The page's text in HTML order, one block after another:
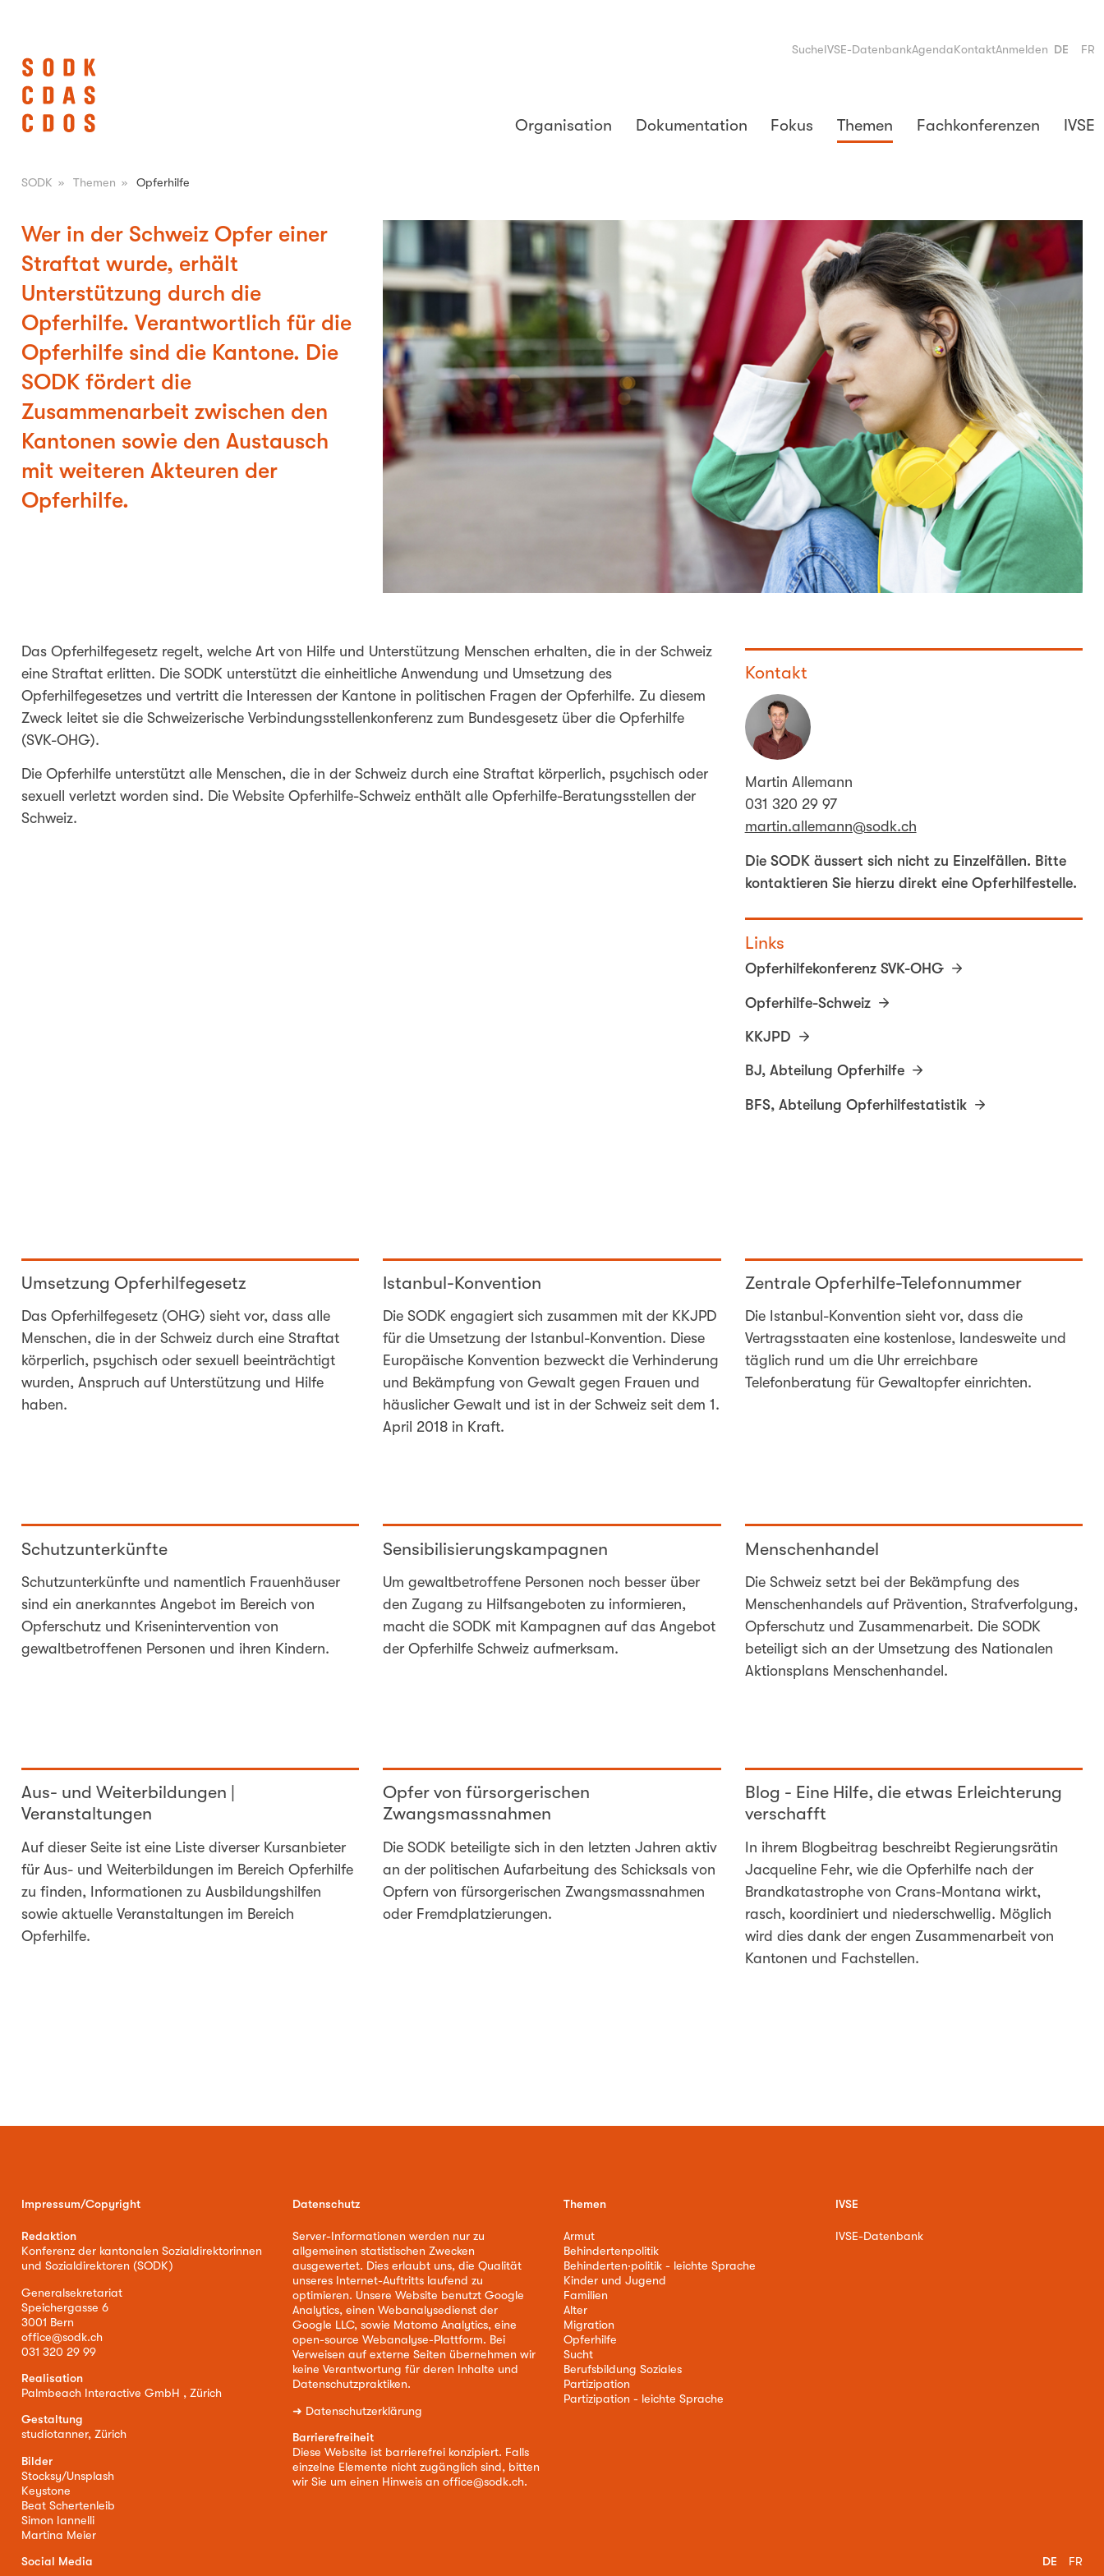
SucheIVSE-DatenbankAgendaKontaktAnmelden DE FR
Organisation Dokumentation Fokus Themen Fachkonferenzen IVSE
SODK » Themen » Opferhilfe
Wer in der Schweiz Opfer einer
Straftat wurde, erhält
Unterstützung durch die
Opferhilfe. Verantwortlich für die
Opferhilfe sind die Kantone. Die
SODK fördert die
Zusammenarbeit zwischen den
Kantonen sowie den Austausch
mit weiteren Akteuren der
Opferhilfe.
Das Opferhilfegesetz regelt, welche Art von Hilfe und Unterstützung Menschen erhalten, die in der Schweiz
eine Straftat erlitten. Die SODK unterstützt die einheitliche Anwendung und Umsetzung des
Opferhilfegesetzes und vertritt die Interessen der Kantone in politischen Fragen der Opferhilfe. Zu diesem
Zweck leitet sie die Schweizerische Verbindungsstellenkonferenz zum Bundesgesetz über die Opferhilfe
(SVK-OHG).
Die Opferhilfe unterstützt alle Menschen, die in der Schweiz durch eine Straftat körperlich, psychisch oder
sexuell verletzt worden sind. Die Website Opferhilfe-Schweiz enthält alle Opferhilfe-Beratungsstellen der
Schweiz.
Kontakt
Martin Allemann
031 320 29 97
martin.allemann@sodk.ch
Die SODK äussert sich nicht zu Einzelfällen. Bitte
kontaktieren Sie hierzu direkt eine Opferhilfestelle.
Links
Opferhilfekonferenz SVK-OHG
Opferhilfe-Schweiz
KKJPD
BJ, Abteilung Opferhilfe
BFS, Abteilung Opferhilfestatistik
Umsetzung Opferhilfegesetz
Das Opferhilfegesetz (OHG) sieht vor, dass alle
Menschen, die in der Schweiz durch eine Straftat
körperlich, psychisch oder sexuell beeinträchtigt
wurden, Anspruch auf Unterstützung und Hilfe
haben.
Istanbul-Konvention
Die SODK engagiert sich zusammen mit der KKJPD
für die Umsetzung der Istanbul-Konvention. Diese
Europäische Konvention bezweckt die Verhinderung
und Bekämpfung von Gewalt gegen Frauen und
häuslicher Gewalt und ist in der Schweiz seit dem 1.
April 2018 in Kraft.
Zentrale Opferhilfe-Telefonnummer
Die Istanbul-Konvention sieht vor, dass die
Vertragsstaaten eine kostenlose, landesweite und
täglich rund um die Uhr erreichbare
Telefonberatung für Gewaltopfer einrichten.
Schutzunterkünfte
Schutzunterkünfte und namentlich Frauenhäuser
sind ein anerkanntes Angebot im Bereich von
Opferschutz und Krisenintervention von
gewaltbetroffenen Personen und ihren Kindern.
Sensibilisierungskampagnen
Um gewaltbetroffene Personen noch besser über
den Zugang zu Hilfsangeboten zu informieren,
macht die SODK mit Kampagnen auf das Angebot
der Opferhilfe Schweiz aufmerksam.
Menschenhandel
Die Schweiz setzt bei der Bekämpfung des
Menschenhandels auf Prävention, Strafverfolgung,
Opferschutz und Zusammenarbeit. Die SODK
beteiligt sich an der Umsetzung des Nationalen
Aktionsplans Menschenhandel.
Aus- und Weiterbildungen |
Veranstaltungen
Auf dieser Seite ist eine Liste diverser Kursanbieter
für Aus- und Weiterbildungen im Bereich Opferhilfe
zu finden, Informationen zu Ausbildungshilfen
sowie aktuelle Veranstaltungen im Bereich
Opferhilfe.
Opfer von fürsorgerischen
Zwangsmassnahmen
Die SODK beteiligte sich in den letzten Jahren aktiv
an der politischen Aufarbeitung des Schicksals von
Opfern von fürsorgerischen Zwangsmassnahmen
oder Fremdplatzierungen.
Blog - Eine Hilfe, die etwas Erleichterung
verschafft
In ihrem Blogbeitrag beschreibt Regierungsrätin
Jacqueline Fehr, wie die Opferhilfe nach der
Brandkatastrophe von Crans-Montana wirkt,
rasch, koordiniert und niederschwellig. Möglich
wird dies dank der engen Zusammenarbeit von
Kantonen und Fachstellen.
Impressum/Copyright
Redaktion
Konferenz der kantonalen Sozialdirektorinnen
und Sozialdirektoren (SODK)
Generalsekretariat
Speichergasse 6
3001 Bern
office@sodk.ch
031 320 29 99
Realisation
Palmbeach Interactive GmbH , Zürich
Gestaltung
studiotanner, Zürich
Bilder
Stocksy/Unsplash
Keystone
Beat Schertenleib
Simon Iannelli
Martina Meier
Datenschutz
Server-Informationen werden nur zu
allgemeinen statistischen Zwecken
ausgewertet. Dies erlaubt uns, die Qualität
unseres Internet-Auftritts laufend zu
optimieren. Unsere Website benutzt Google
Analytics, einen Webanalysedienst der
Google LLC, sowie Matomo Analytics, eine
open-source Webanalyse-Plattform. Bei
Verweisen auf externe Seiten übernehmen wir
keine Verantwortung für deren Inhalte und
Datenschutzpraktiken.
➜ Datenschutzerklärung
Barrierefreiheit
Diese Website ist barrierefrei konzipiert. Falls
einzelne Elemente nicht zugänglich sind, bitten
wir Sie um einen Hinweis anoffice@sodk.ch.
Themen
Armut
Behindertenpolitik
Behinderten·politik - leichte Sprache
Kinder und Jugend
Familien
Alter
Migration
Opferhilfe
Sucht
Berufsbildung Soziales
Partizipation
Partizipation - leichte Sprache
IVSE
IVSE-Datenbank
Social Media DE FR